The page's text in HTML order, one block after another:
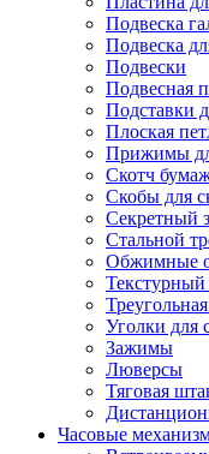
Подвеска
Подвеска
Подвески
Подвесная
Подставки
Плоская
Прижимы
Скотч
Скобы для
Секретный
Стальной
Обжимные
Текстурный
Уголки для
Зажимы
Люверсы
Тяговая
Часовые